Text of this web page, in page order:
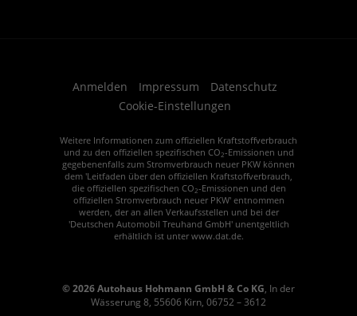
Anmelden Impressum
Datenschutz
Cookie-Einstellungen
Weitere Informationen zum offiziellen Kraftstoffverbrauch
und zu den offiziellen spezifischen CO2-Emissionen und
gegebenenfalls zum Stromverbrauch neuer PKW können
dem 'Leitfaden über den offiziellen Kraftstoffverbrauch,
die offiziellen spezifischen CO2-Emissionen und den
offiziellen Stromverbrauch neuer PKW' entnommen
werden, der an allen Verkaufsstellen und bei der
'Deutschen Automobil Treuhand GmbH' unentgeltlich
erhältlich ist unter www.dat.de.
© 2026Autohaus Hohmann GmbH & Co KG, In der
Wässerung 8, 55606 Kirn, 06752 – 3612